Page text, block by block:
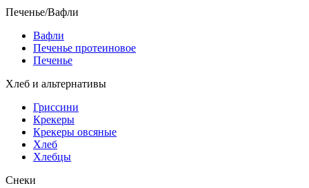
Печенье/Вафли
Вафли
Печенье протеиновое
Печенье
Хлеб и альтернативы
Гриссини
Крекеры
Крекеры овсяные
Хлеб
Хлебцы
Снеки